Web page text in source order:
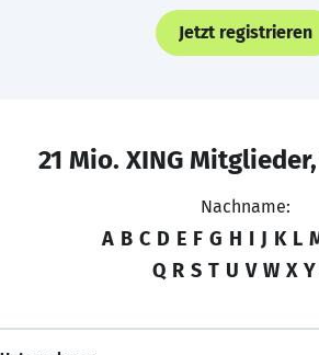
Jetzt registrieren
21 Mio. XING
Nachname:
A B C D E F G H I J K L
Q R S T U V W X Y